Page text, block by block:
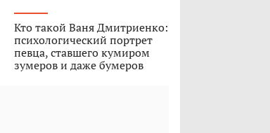
Кто такой Ваня Дмитриенко:
психологический портрет
певца, ставшего кумиром
зумеров и даже бумеров